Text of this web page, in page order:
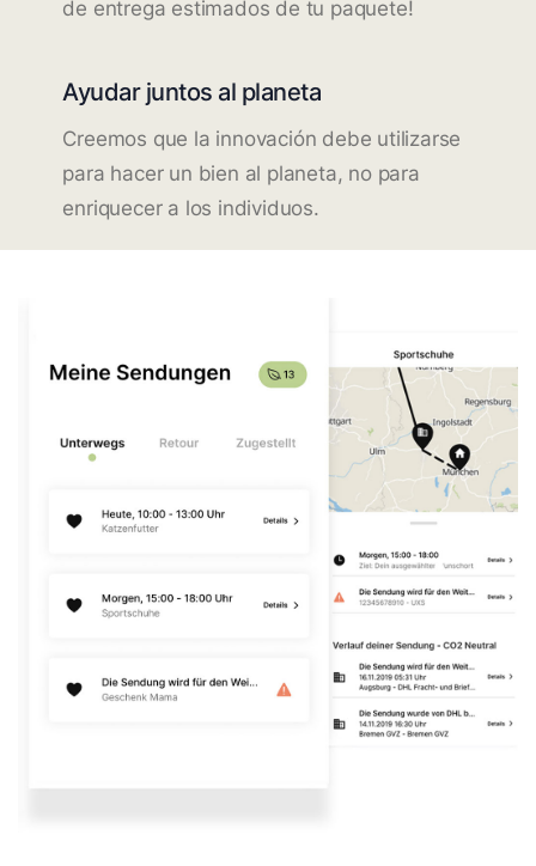
de entrega estimados de tu paquete!
Ayudar juntos al planeta
Creemos que la innovación debe utilizarse
para hacer un bien al planeta, no para
enriquecer a los individuos.